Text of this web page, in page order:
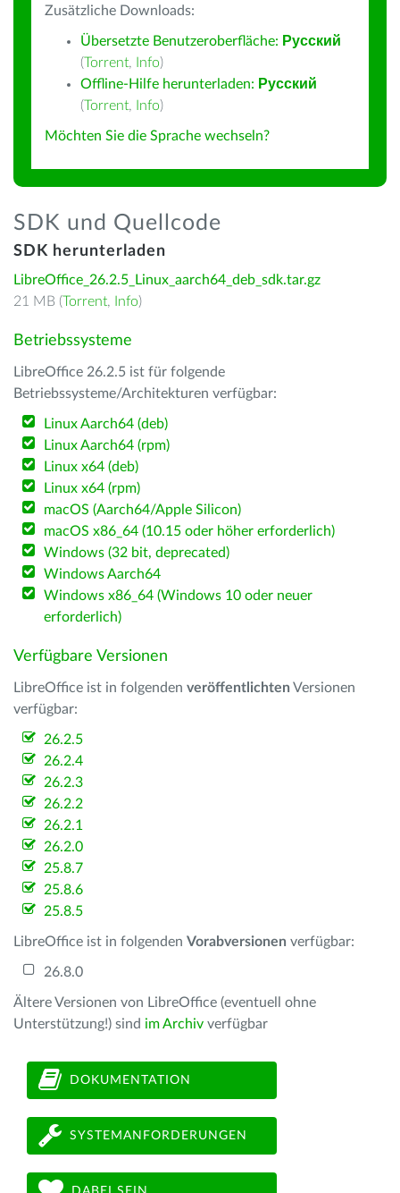
Zusätzliche Downloads:
Übersetzte Benutzeroberfläche: Русский
(Torrent, Info)
Offline-Hilfe herunterladen: Русский
(Torrent, Info)
Möchten Sie die Sprache wechseln?
SDK und Quellcode
SDK herunterladen
LibreOffice_26.2.5_Linux_aarch64_deb_sdk.tar.gz
21 MB (Torrent, Info)
Betriebssysteme
LibreOffice 26.2.5 ist für folgende
Betriebssysteme/Architekturen verfügbar:
Linux Aarch64 (deb)
Linux Aarch64 (rpm)
Linux x64 (deb)
Linux x64 (rpm)
macOS (Aarch64/Apple Silicon)
macOS x86_64 (10.15 oder höher erforderlich)
Windows (32 bit, deprecated)
Windows Aarch64
Windows x86_64 (Windows 10 oder neuer
erforderlich)
Verfügbare Versionen
LibreOffice ist in folgenden veröffentlichten Versionen
verfügbar:
26.2.5
26.2.4
26.2.3
26.2.2
26.2.1
26.2.0
25.8.7
25.8.6
25.8.5
LibreOffice ist in folgenden Vorabversionen verfügbar:
26.8.0
Ältere Versionen von LibreOffice (eventuell ohne
Unterstützung!) sind im Archiv verfügbar
DOKUMENTATION
SYSTEMANFORDERUNGEN